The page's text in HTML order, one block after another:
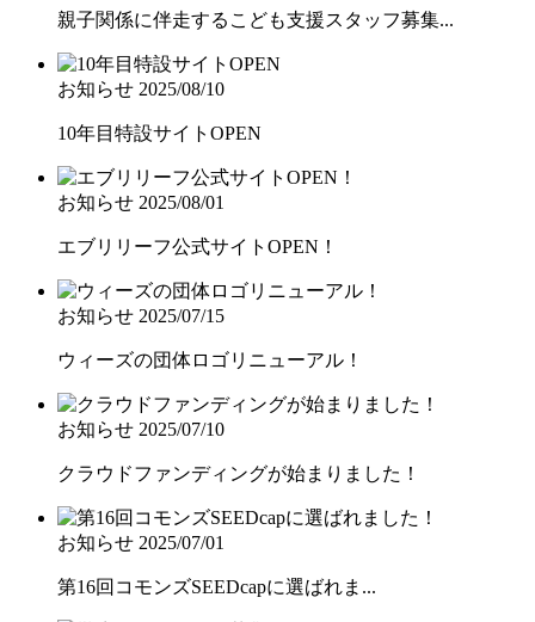
親子関係に伴走するこども支援スタッフ募集...
お知らせ 2025/08/10
10年目特設サイトOPEN
お知らせ 2025/08/01
エブリリーフ公式サイトOPEN！
お知らせ 2025/07/15
ウィーズの団体ロゴリニューアル！
お知らせ 2025/07/10
クラウドファンディングが始まりました！
お知らせ 2025/07/01
第16回コモンズSEEDcapに選ばれま...